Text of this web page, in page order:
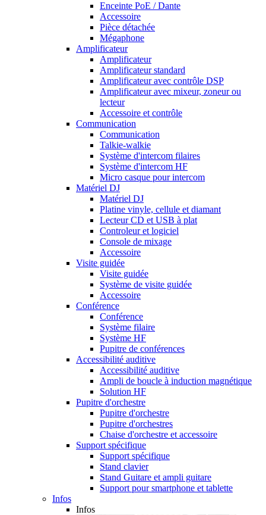
Enceinte PoE / Dante
Accessoire
Pièce détachée
Mégaphone
Amplificateur
Amplificateur
Amplificateur standard
Amplificateur avec contrôle DSP
Amplificateur avec mixeur, zoneur ou
lecteur
Accessoire et contrôle
Communication
Communication
Talkie-walkie
Système d'intercom filaires
Système d'intercom HF
Micro casque pour intercom
Matériel DJ
Matériel DJ
Platine vinyle, cellule et diamant
Lecteur CD et USB à plat
Controleur et logiciel
Console de mixage
Accessoire
Visite guidée
Visite guidée
Système de visite guidée
Accessoire
Conférence
Conférence
Système filaire
Système HF
Pupitre de conférences
Accessibilité auditive
Accessibilité auditive
Ampli de boucle à induction magnétique
Solution HF
Pupitre d'orchestre
Pupitre d'orchestre
Pupitre d'orchestres
Chaise d'orchestre et accessoire
Support spécifique
Support spécifique
Stand clavier
Stand Guitare et ampli guitare
Support pour smartphone et tablette
Infos
Infos